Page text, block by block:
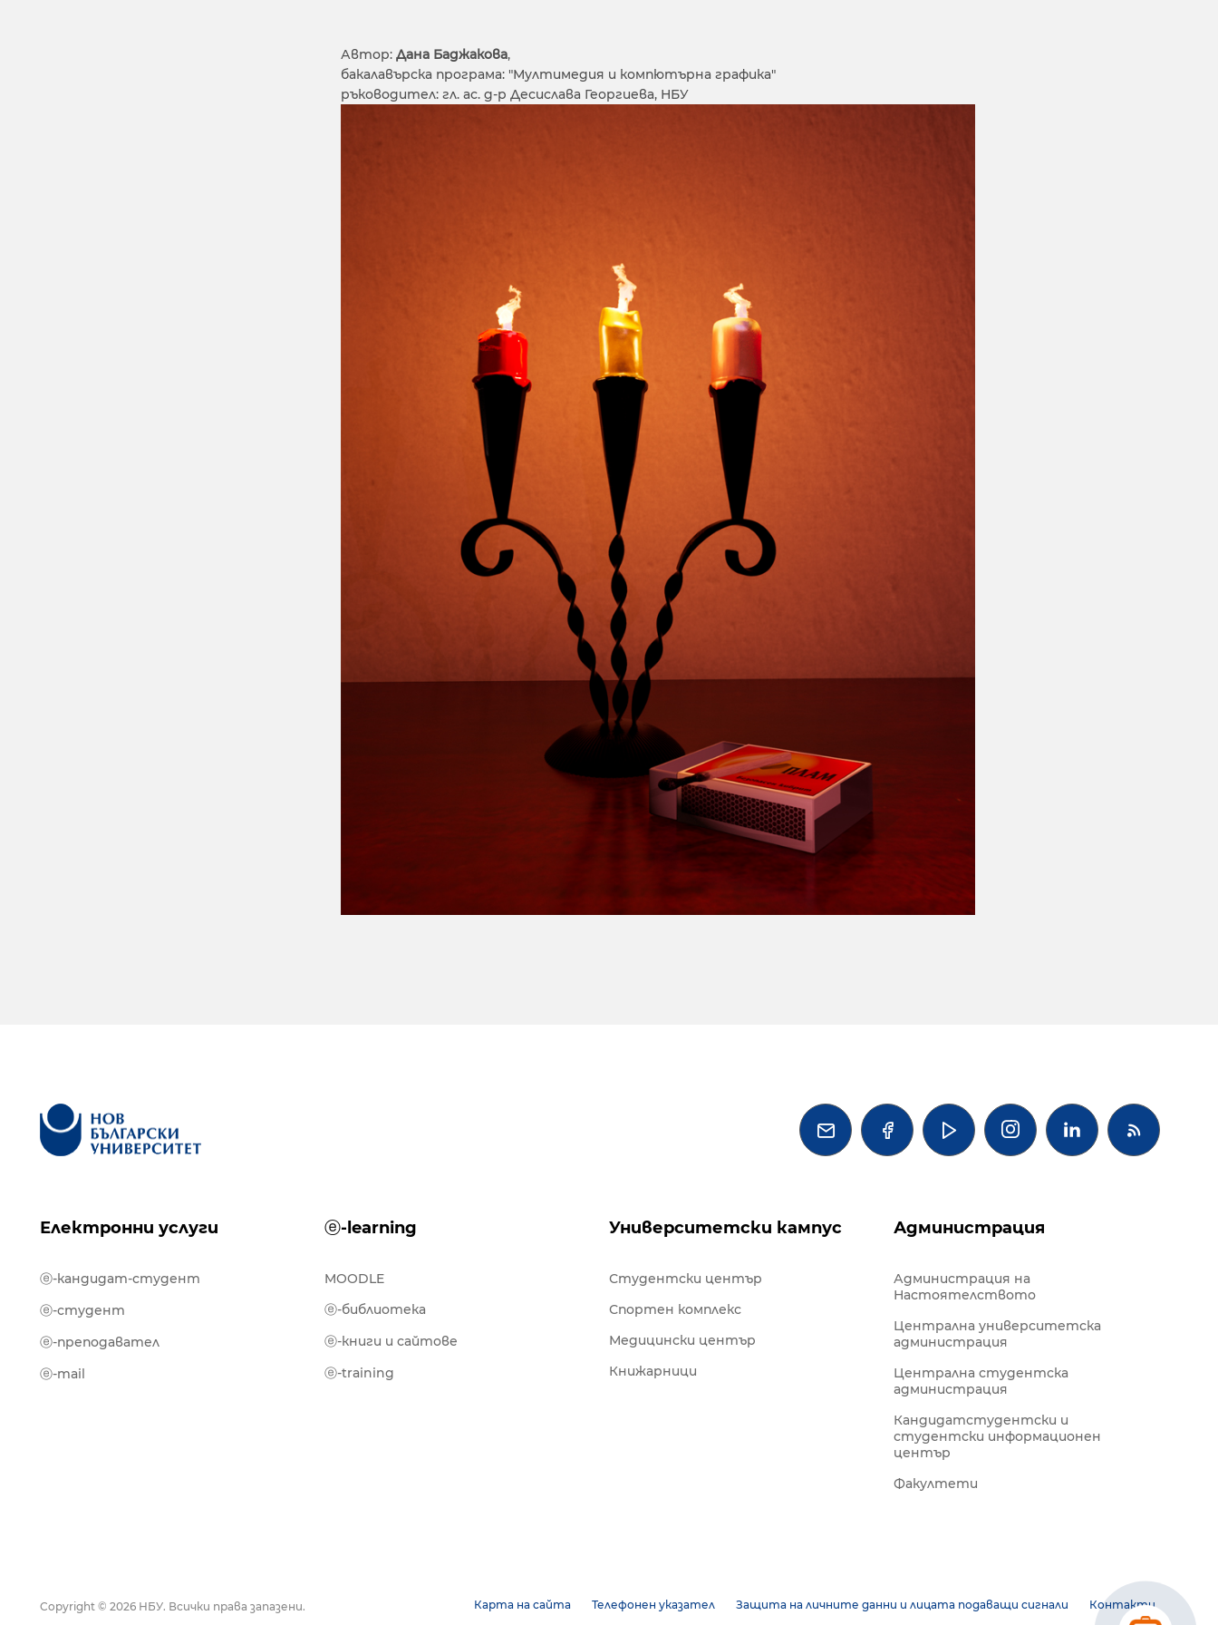
Автор: Дана Баджакова,
бакалавърска програма: "Мултимедия и компютърна графика"
ръководител: гл. ас. д-р Десислава Георгиева, НБУ
   
Електронни услуги ⓔ-learning Университетски кампус Администрация
ⓔ-кандидат-студент
ⓔ-студент
ⓔ-преподавател
ⓔ-mail
MOODLE
ⓔ-библиотека
ⓔ-книги и сайтове
ⓔ-training
Студентски център
Спортен комплекс
Медицински център
Книжарници
Администрация на
Настоятелството
Централна университетска
администрация
Централна студентска
администрация
Кандидатстудентски и
студентски информационен
център
Факултети
Карта на сайта Телефонен указател Защита на личните данни и лицата подаващи сигнали Контакти
Copyright © 2026 НБУ. Всички права запазени.